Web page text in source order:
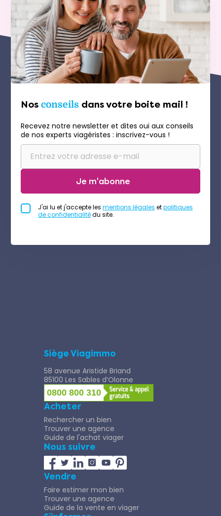
Nos conseils dans votre boite mail !
Recevez notre newsletter et dites oui aux conseils
de nos experts viagéristes : inscrivez-vous !
Je m'abonne
J'ai lu et j'accepte les mentions légales etpolitiques
de confidentialitédu site.
Siège Viagimmo
58 avenue Aristide Briand
85100 Les Sables d’Olonne
0800 800 310
Acheter
Rechercher un bien
Trouver une agence
Guide de l'achat viager
Nous suivre
Vendre
Faire estimer mon bien
Trouver une agence
Guide de la vente en viager